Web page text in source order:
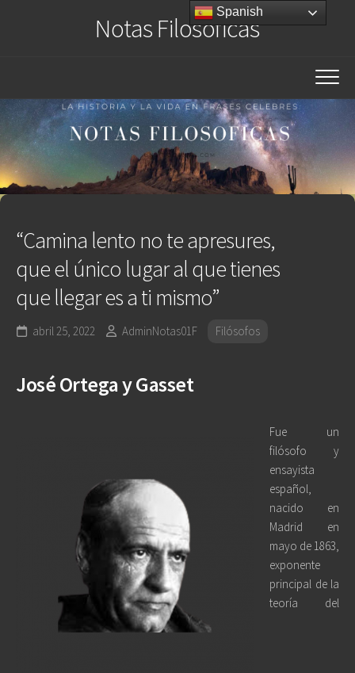
Notas Filosóficas
“Camina lento no te apresures,
que el único lugar al que tienes
que llegar es a ti mismo”
abril 25, 2022 AdminNotas01F Filósofos
José Ortega y Gasset
Fue un
filósofo y
ensayista
español,
nacido en
Madrid en
mayo de 1863,
exponente
principal de la
teoría del
Spanish